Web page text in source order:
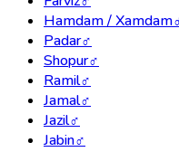
Hamdam / Xamdam
Padar♂
Shopur♂
Ramil♂
Jamal♂
Jazil♂
Jabin♂